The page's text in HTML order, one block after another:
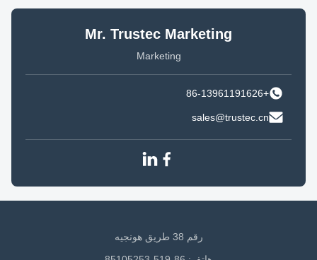
Mr. Trustec Marketing
Marketing
+86-13961191626
sales@trustec.cn
رقم 38 طريق هونجيه